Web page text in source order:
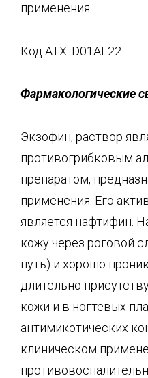
применения.
Код ATX: D01AE22
Фармакологические
Экзофин, раствор
противогрибковым
препаратом,
применения. Его
является нафтифин.
кожу через роговой
путь) и хорошо
длительно
кожи и в ногтевых
антимикотических
клиническом